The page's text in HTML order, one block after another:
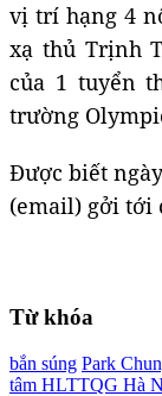
vị trí hạng 4
xạ thủ Trịnh
của 1 tuyển
trường
Được biết
(email) gởi tới
Từ khóa
bắn súng Park
tâm HLTTQG Hà